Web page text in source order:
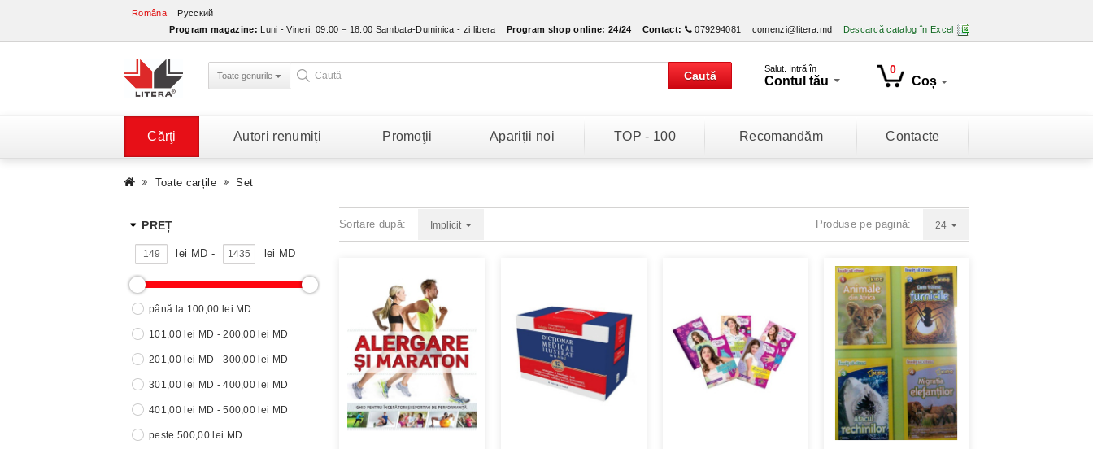
Româna
Русский
Program magazine: Luni - Vineri: 09:00 – 18:00 Sambata-Duminica - zi libera Program shop online: 24/24 Contact: 079294081 comenzi@litera.md Descarcă catalog în Excel
Toate genurile Caută
Salut. Intră în
Contul tău
0
Coș
Cărţi Autori renumiți Promoţii Apariții noi TOP - 100 Recomandăm Contacte
Toate carțile Set
PREȚ
lei MD - lei MD
până la 100,00 lei MD
101,00 lei MD - 200,00 lei MD
201,00 lei MD - 300,00 lei MD
301,00 lei MD - 400,00 lei MD
401,00 lei MD - 500,00 lei MD
peste 500,00 lei MD
Sortare după: Implicit Produse pe pagină: 24